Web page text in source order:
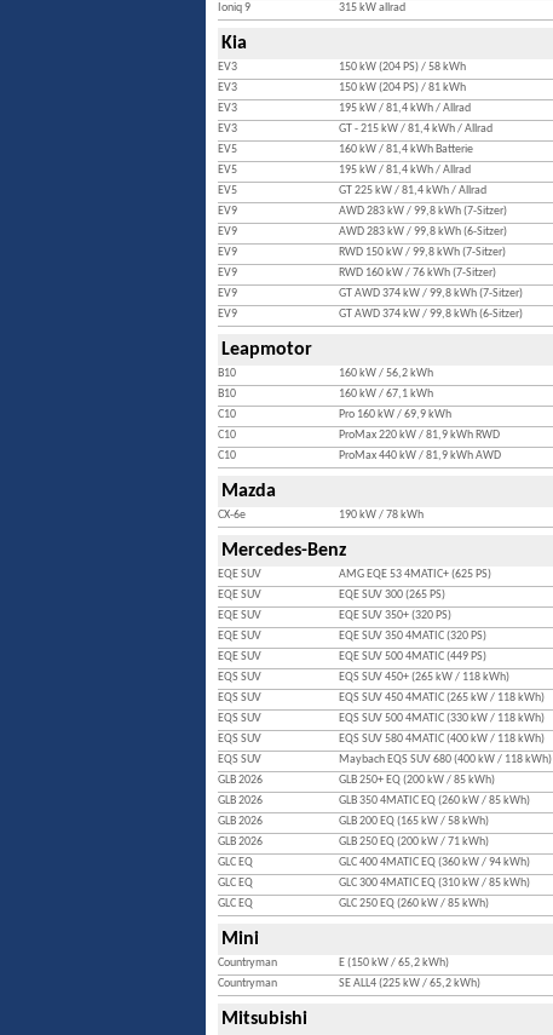
Ioniq 9
315 kW allrad
Kia
EV3 150 kW (204 PS) / 58 kWh
EV3
150 kW (204 PS) / 81 kWh
EV3
195 kW / 81,4 kWh / Allrad
EV3
GT - 215 kW / 81,4 kWh / Allrad
EV5
160 kW / 81,4 kWh Batterie
EV5
195 kW / 81,4 kWh / Allrad
EV5
GT 225 kW / 81,4 kWh / Allrad
EV9
AWD 283 kW / 99,8 kWh (7-Sitzer)
EV9
AWD 283 kW / 99,8 kWh (6-Sitzer)
EV9
RWD 150 kW / 99,8 kWh (7-Sitzer)
EV9
RWD 160 kW / 76 kWh (7-Sitzer)
EV9
GT AWD 374 kW / 99,8 kWh (7-Sitzer)
EV9
GT AWD 374 kW / 99,8 kWh (6-Sitzer)
Leapmotor
B10 160 kW / 56,2 kWh
B10
160 kW / 67,1 kWh
C10
Pro 160 kW / 69,9 kWh
C10
ProMax 220 kW / 81,9 kWh RWD
C10
ProMax 440 kW / 81,9 kWh AWD
Mazda
CX-6e 190 kW / 78 kWh
Mercedes-Benz
EQE SUV AMG EQE 53 4MATIC+ (625 PS)
EQE SUV
EQE SUV 300 (265 PS)
EQE SUV
EQE SUV 350+ (320 PS)
EQE SUV
EQE SUV 350 4MATIC (320 PS)
EQE SUV
EQE SUV 500 4MATIC (449 PS)
EQS SUV
EQS SUV 450+ (265 kW / 118 kWh)
EQS SUV
EQS SUV 450 4MATIC (265 kW / 118 kWh)
EQS SUV
EQS SUV 500 4MATIC (330 kW / 118 kWh)
EQS SUV
EQS SUV 580 4MATIC (400 kW / 118 kWh)
EQS SUV
Maybach EQS SUV 680 (400 kW / 118 kWh)
GLB 2026
GLB 250+ EQ (200 kW / 85 kWh)
GLB 2026
GLB 350 4MATIC EQ (260 kW / 85 kWh)
GLB 2026
GLB 200 EQ (165 kW / 58 kWh)
GLB 2026
GLB 250 EQ (200 kW / 71 kWh)
GLC EQ
GLC 400 4MATIC EQ (360 kW / 94 kWh)
GLC EQ
GLC 300 4MATIC EQ (310 kW / 85 kWh)
GLC EQ
GLC 250 EQ (260 kW / 85 kWh)
Mini
Countryman E (150 kW / 65,2 kWh)
Countryman
SE ALL4 (225 kW / 65,2 kWh)
Mitsubishi